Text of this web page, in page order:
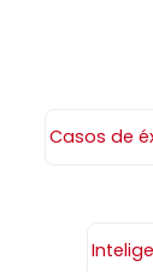
Casos de